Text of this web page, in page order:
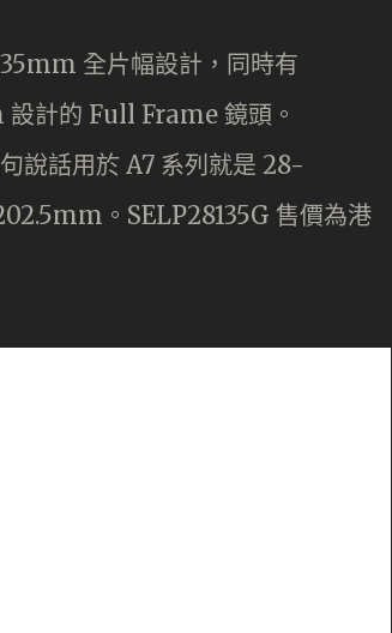
全片幅設計，同時有
計的 Full Frame 鏡頭。
說話用於 A7 系列就是 28-
。SELP28135G 售價為港